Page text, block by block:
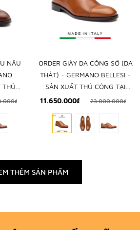
NÂU
THỦ
ORDER GIÀY DA CÔNG SỞ (DA
THẬT) - GERMANO BELLESI -
SẢN XUẤT THỦ CÔNG TẠI
ITALY
11.650.000₫ 23.000.000₫
THÊM SẢN PHẨM